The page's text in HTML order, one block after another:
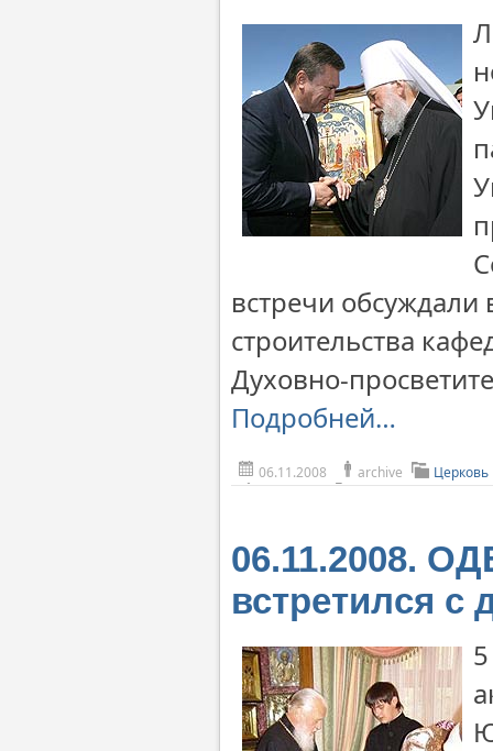
встречи
строительства
Духовно-
Подробней…
06.11.2008 archive Церковь
06.11.2008.
встретился